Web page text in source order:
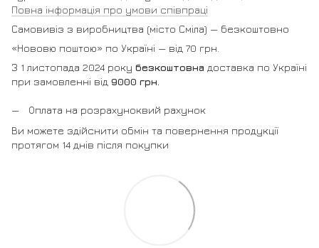
Повна інформація про умови співпраці
Самовивіз з виробництва (місто Сміла) — безкоштовно
«Нововю поштою» по Україні — від 70 грн.
З 1 листопада 2024 року безкоштовна доставка по Україні
при замовленні від 9000 грн.
Оплата на розрахуноквий рахунок
Ви можете здійснити обмін та повернення продукції
протягом 14 днів після покупки